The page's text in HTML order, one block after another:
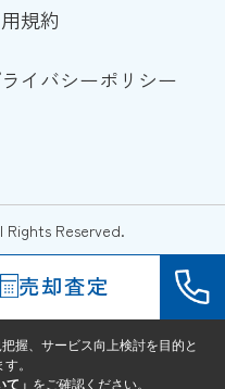
規約
イバシーポリシー
Rights Reserved.
売却査定
握、サービス向上検討を目的と
。
」 をご確認ください。